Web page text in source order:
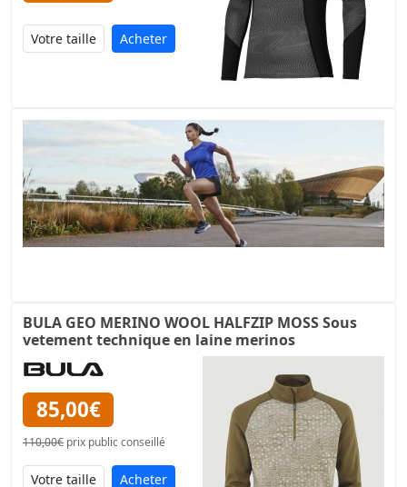
Acheter
BULA GEO MERINO WOOL HALFZIP MOSS Sous
vetement technique en laine merinos
85,00€
110,00€ prix public conseillé
Acheter